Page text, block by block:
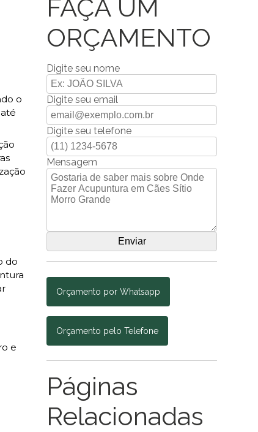
o
do
e
FAÇA UM
ORÇAMENTO
Digite seu nome
Digite seu email
Digite seu telefone
Mensagem
Orçamento por Whatsapp
Orçamento pelo Telefone
Páginas
Relacionadas